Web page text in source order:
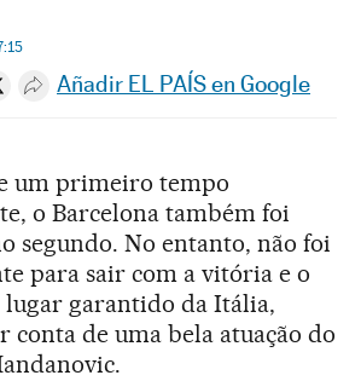
en Whatsapp
en Facebook
Compartir en Twitter
Desplegar Redes Sociales
Añadir EL PAÍS en Google
um primeiro tempo
o Barcelona também foi
segundo. No entanto, não foi
para sair com a vitória e o
garantido da Itália,
conta de uma bela atuação do